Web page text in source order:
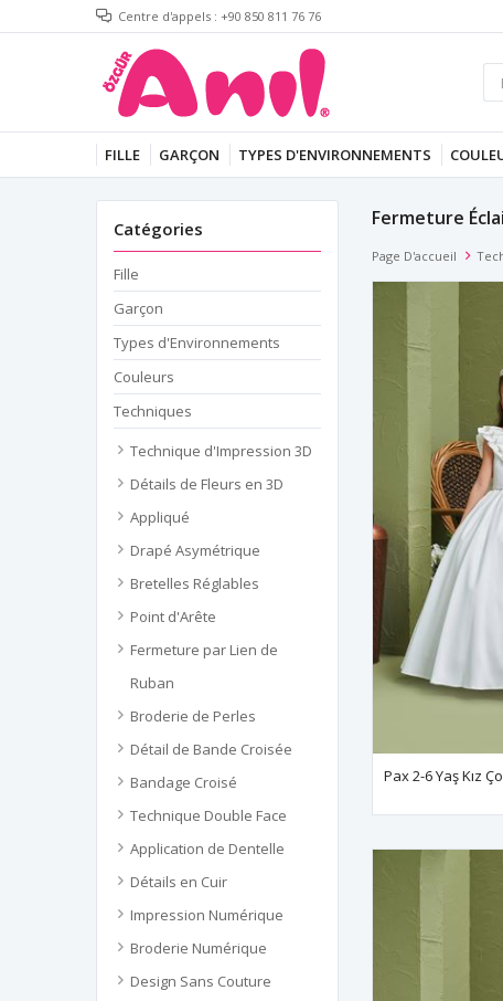
Centre d'appels : +90 850 811 76 76
FILLE GARÇON TYPES D'ENVIRONNEMENTS
Catégories
Fille
Garçon
Types d'Environnements
Couleurs
Techniques
Technique d'Impression 3D
Détails de Fleurs en 3D
Appliqué
Drapé Asymétrique
Bretelles Réglables
Point d'Arête
Fermeture par Lien de
Ruban
Broderie de Perles
Détail de Bande Croisée
Bandage Croisé
Technique Double Face
Application de Dentelle
Détails en Cuir
Impression Numérique
Broderie Numérique
Design Sans Couture
Fermeture
Page D'accueil